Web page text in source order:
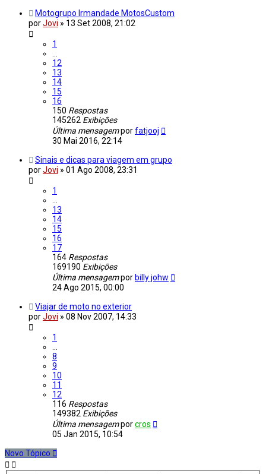
Motogrupo Irmandade MotosCustom
porJovi » 13 Set 2008, 21:02
1
…
12
13
14
15
16
150 Respostas
145262 Exibições
Última mensagemporfatjooj
30 Mai 2016, 22:14
Sinais e dicas para viagem em grupo
porJovi » 01 Ago 2008, 23:31
1
…
13
14
15
16
17
164 Respostas
169190 Exibições
Última mensagempor billy johw
24 Ago 2015, 00:00
Viajar de moto no exterior
porJovi » 08 Nov 2007, 14:33
1
…
8
9
10
11
12
116 Respostas
149382 Exibições
Última mensagemporcros
05 Jan 2015, 10:54
Novo Tópico